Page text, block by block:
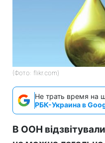
(Фото: flikr.com)
Не трать время на
РБК-Украина в
В ООН